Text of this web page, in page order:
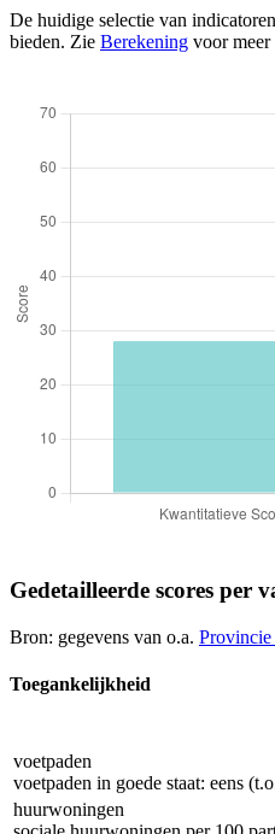
De huidige selectie van
bieden. Zie Berekening voor
Gedetailleerde scores per
Bron: gegevens van o.a.
Toegankelijkheid
voetpaden
voetpaden in goede staat: eens
huurwoningen